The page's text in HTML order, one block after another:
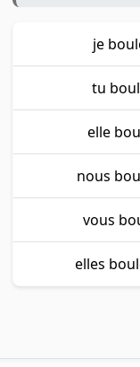
je
tu
elle
nous
vous
elles